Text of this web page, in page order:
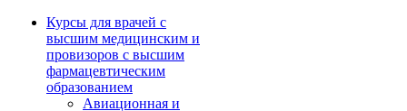
Курсы для врачей с
высшим медицинским и
провизоров с высшим
фармацевтическим
образованием
Авиационная и